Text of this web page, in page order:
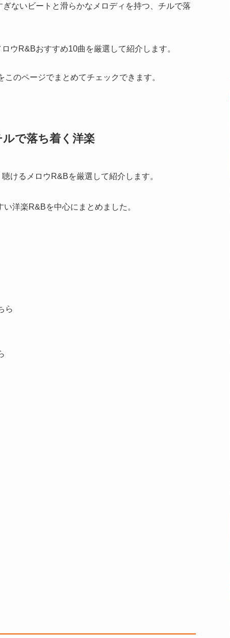
ないビートと滑らかなメロディを持つ、チルで落
ウR&Bおすすめ10曲を厳選して紹介します。
のページでまとめてチェックできます。
で落ち着く洋楽
けるメロウR&Bを厳選して紹介します。
洋楽R&Bを中心にまとめました。
ら